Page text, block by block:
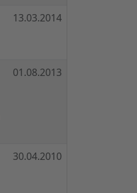
13.03.2014
01.08.2013
30.04.2010